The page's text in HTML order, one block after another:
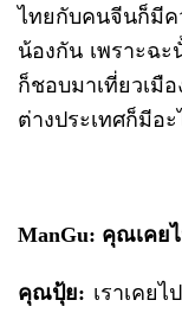
ไทยกับคนจีนก็มี
น้องกัน เพราะฉ
ก็ชอบมาเที่ยวเมื
ต่างประเทศก็มีอ
ManGu: คุณเคย
คุณปุ้ย: เราเคย